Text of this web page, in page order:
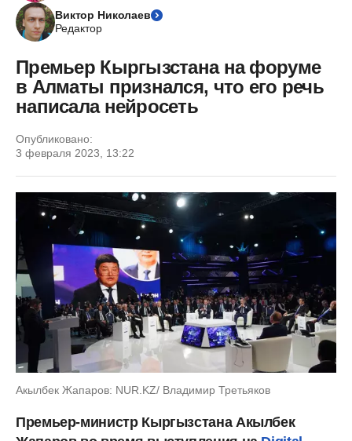
Виктор Николаев
Редактор
Премьер Кыргызстана на форуме
в Алматы признался, что его речь
написала нейросеть
Опубликовано:
3 февраля 2023, 13:22
Акылбек Жапаров: NUR.KZ/ Владимир Третьяков
Премьер-министр Кыргызстана Акылбек